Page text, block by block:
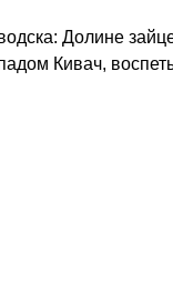
Долине
Кивач,